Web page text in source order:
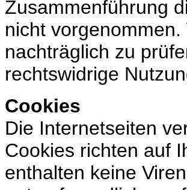
Zusammenführung
nicht
nachträglich zu
rechtswidrige
Cookies
Die Internetseiten
Cookies richten auf
enthalten keine